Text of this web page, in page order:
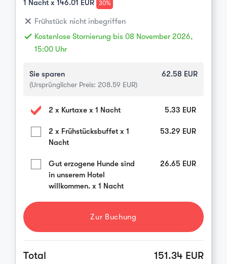
1 Nacht x 146.01 EUR 30%
close Frühstück nicht inbegriffen
done Kostenlose Stornierung bis 08 November 2026,
15:00 Uhr
Sie sparen 62.58 EUR
(Ursprünglicher Preis: 208.59 EUR)
2 x Kurtaxe x 1 Nacht 5.33 EUR
2 x Frühstücksbuffet x 1
Nacht
53.29 EUR
Gut erzogene Hunde sind
in unserem Hotel
willkommen. x 1 Nacht
26.65 EUR
Zur Buchung
Total 151.34 EUR